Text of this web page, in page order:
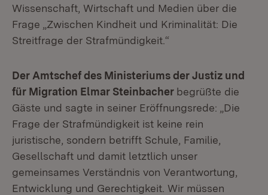
Wissenschaft, Wirtschaft und Medien über die
Frage „Zwischen Kindheit und Kriminalität: Die
Streitfrage der Strafmündigkeit.“
Der Amtschef des Ministeriums der Justiz und
für Migration Elmar Steinbacher begrüßte die
Gäste und sagte in seiner Eröffnungsrede: „Die
Frage der Strafmündigkeit ist keine rein
juristische, sondern betrifft Schule, Familie,
Gesellschaft und damit letztlich unser
gemeinsames Verständnis von Verantwortung,
Entwicklung und Gerechtigkeit. Wir müssen